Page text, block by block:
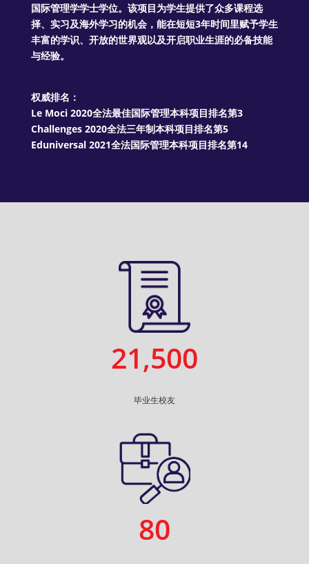
国际管理学学士学位。该项目为学生提供了众多课程选
择、实习及海外学习的机会，能在短短3年时间里赋予学生
丰富的学识、开放的世界观以及开启职业生涯的必备技能
与经验。
权威排名：
Le Moci 2020全法最佳国际管理本科项目排名第3
Challenges 2020全法三年制本科项目排名第5
Eduniversal 2021全法国际管理本科项目排名第14
21,500
毕业生校友
80